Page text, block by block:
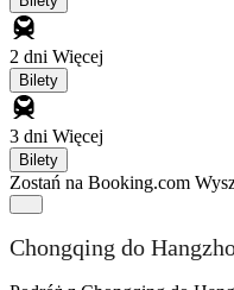
2 dni Więcej
Bilety
3 dni Więcej
Bilety
Zostań na Booking.com
Chongqing do